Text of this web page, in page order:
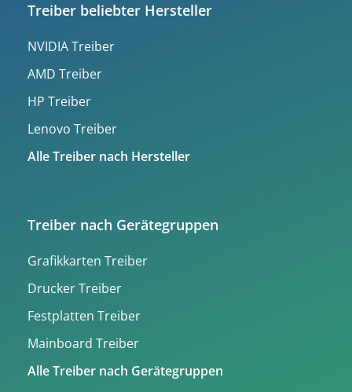
Treiber beliebter Hersteller
NVIDIA Treiber
AMD Treiber
HP Treiber
Lenovo Treiber
Alle Treiber nach Hersteller
Treiber nach Gerätegruppen
Grafikkarten Treiber
Drucker Treiber
Festplatten Treiber
Mainboard Treiber
Alle Treiber nach Gerätegruppen